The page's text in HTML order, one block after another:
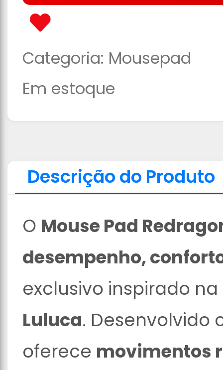
Categoria: Mousepad
Em estoque
Descrição do Produto
O Mouse Pad
desempenho,
exclusivo inspirado
Luluca. Desenvolvido
oferece movimentos